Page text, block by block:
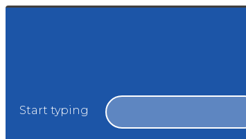
Start typing